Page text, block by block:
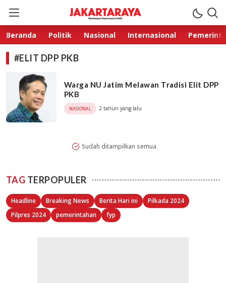
Jakarta Raya
Membangun Kepercayaan Publik
Beranda Politik Nasional Internasional
#ELIT DPP PKB
Warga NU Jatim Melawan Tradisi Elit DPP
PKB
NASIONAL 2 tahun yang lalu
Sudah ditampilkan semua
TAG TERPOPULER
Headline Breaking News Berita Hari ini
Pilkada 2024
Pilpres 2024
pemerintahan fyp